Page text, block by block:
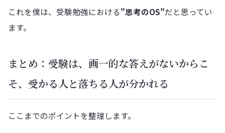
これを僕は、受験勉強における"思考のOS"だと思ってい
ます。
まとめ：受験は、画一的な答えがないからこ
そ、受かる人と落ちる人が分かれる
ここまでのポイントを整理します。